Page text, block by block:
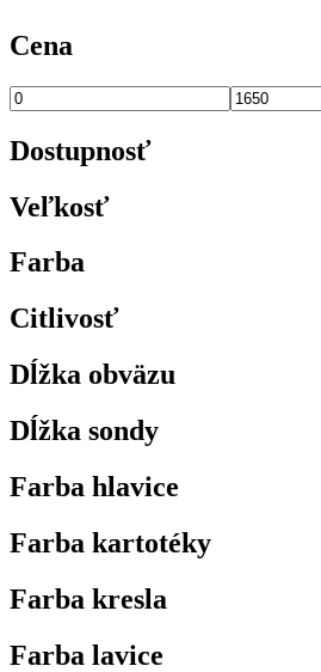
Cena
Dostupnosť
Veľkosť
Farba
Citlivosť
Dĺžka obväzu
Dĺžka sondy
Farba hlavice
Farba kartotéky
Farba kresla
Farba lavice